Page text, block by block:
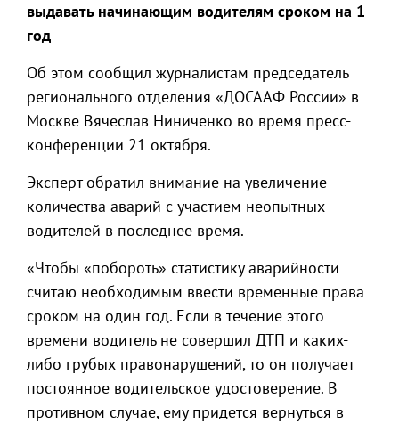
выдавать начинающим водителям сроком на 1
год
Об этом сообщил журналистам председатель
регионального отделения «ДОСААФ России» в
Москве Вячеслав Ниниченко во время пресс-
конференции 21 октября.
Эксперт обратил внимание на увеличение
количества аварий с участием неопытных
водителей в последнее время.
«Чтобы «побороть» статистику аварийности
считаю необходимым ввести временные права
сроком на один год. Если в течение этого
времени водитель не совершил ДТП и каких-
либо грубых правонарушений, то он получает
постоянное водительское удостоверение. В
противном случае, ему придется вернуться в